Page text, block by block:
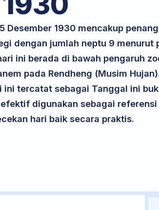
Desember 1930 mencakup
dengan jumlah neptu 9 menurut
ini berada di bawah pengaruh
pada Rendheng (Musim
tercatat sebagai Tanggal ini
digunakan sebagai referensi
hari baik secara praktis.